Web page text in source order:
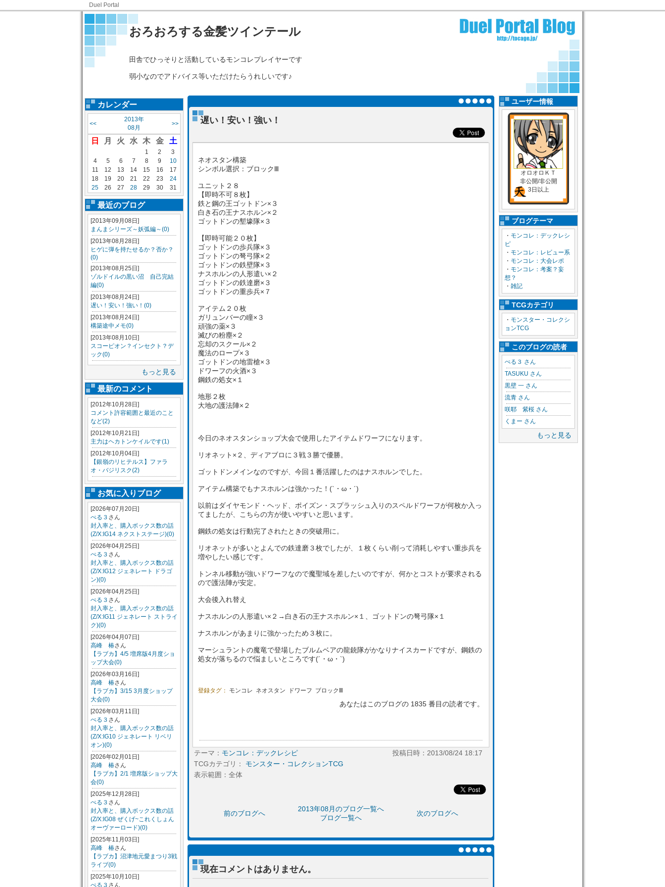
Duel Portal
おろおろする金髪ツインテール
田舎でひっそりと活動しているモンコレプレイヤーです
弱小なのでアドバイス等いただけたらうれしいです♪
カレンダー
<<
2013年
08月
>>
日 月 火 水 木 金 土
1 2
3
4
5 6 7 8 9
10
11
12 13 14 15 16
17
18
19 20 21 22 23
24
25
26 27 28 29 30 31
最近のブログ
[2013年09月08日]
まんまシリーズ～妖弧編～(0)
[2013年08月28日]
ヒゲに弾を持たせるか？否か？
(0)
[2013年08月25日]
ゾルドイルの黒い沼 自己完結
編(0)
[2013年08月24日]
遅い！安い！強い！(0)
[2013年08月24日]
構築途中メモ(0)
[2013年08月10日]
スコーピオン？インセクト？デ
ック(0)
もっと見る
最新のコメント
[2012年10月28日]
コメント許容範囲と最近のこと
など(2)
[2012年10月21日]
主力はヘカトンケイルです(1)
[2012年10月04日]
【銀嶺のリヒテルス】ファラ
オ・バジリスク(2)
お気に入りブログ
[2026年07月20日]
ぺる３ さん
封入率と、購入ボックス数の話
(Z/X:IG14 ネクストステージ)(0)
[2026年04月25日]
ぺる３ さん
封入率と、購入ボックス数の話
(Z/X:IG12 ジェネレート ドラゴ
ン)(0)
[2026年04月25日]
ぺる３ さん
封入率と、購入ボックス数の話
(Z/X:IG11 ジェネレート ストライ
ク)(0)
[2026年04月07日]
高峰 椿さん
【ラブカ】4/5 増席版4月度ショ
ップ大会(0)
[2026年03月16日]
高峰 椿さん
【ラブカ】3/15 3月度ショップ
大会(0)
[2026年03月11日]
ぺる３ さん
封入率と、購入ボックス数の話
(Z/X:IG10 ジェネレート リベリ
オン)(0)
[2026年02月01日]
高峰 椿さん
【ラブカ】2/1 増席版ショップ大
会(0)
[2025年12月28日]
ぺる３ さん
封入率と、購入ボックス数の話
(Z/X:IG08 ぜくげ~これくしょん
オーヴァーロード)(0)
[2025年11月03日]
高峰 椿さん
【ラブカ】沼津地元愛まつり3戦
ライブ(0)
[2025年10月10日]
ぺる３ さん
ユーザー情報
オロオロＫＴ
非公開/非公開
3日以上
ブログテーマ
・ モンコレ：デックレシ
ピ
・ モンコレ：レビュー系
・ モンコレ：大会レポ
・ モンコレ：考案？妄
想？
・ 雑記
TCGカテゴリ
・ モンスター・コレクシ
ョンTCG
このブログの読者
ぺる３ さん
TASUKU さん
黒壁 一 さん
流青 さん
咲耶 紫桜 さん
くまー さん
もっと見る
遅い！安い！強い！
ネオスタン構築
シンボル選択：ブロックⅢ
ユニット２８
【即時不可８枚】
鉄と鋼の王ゴットドン×３
白き石の王ナスホルン×２
ゴットドンの塹壕隊×３
【即時可能２０枚】
ゴットドンの歩兵隊×３
ゴットドンの弩弓隊×２
ゴットドンの鉄壁隊×３
ナスホルンの人形遣い×２
ゴットドンの鉄達磨×３
ゴットドンの重歩兵×７
アイテム２０枚
ガリュンバーの瞳×３
頑強の薬×３
滅びの粉塵×２
忘却のスクール×２
魔法のロープ×３
ゴットドンの地雷槍×３
ドワーフの火酒×３
鋼鉄の処女×１
地形２枚
大地の護法陣×２
今日のネオスタンショップ大会で使用したアイテムドワーフになります。
リオネット×２、ディアブロに３戦３勝で優勝。
ゴットドンメインなのですが、今回１番活躍したのはナスホルンでした。
アイテム構築でもナスホルンは強かった！(`・ω・´)
以前はダイヤモンド・ヘッド、ポイズン・スプラッシュ入りのスペルドワーフが何枚か入っ
てましたが、こちらの方が使いやすいと思います。
鋼鉄の処女は行動完了されたときの突破用に。
リオネットが多いとよんでの鉄達磨３枚でしたが、１枚くらい削って消耗しやすい重歩兵を
増やしたい感じです。
トンネル移動が強いドワーフなので魔聖域を差したいのですが、何かとコストが要求される
ので護法陣が安定。
大会後入れ替え
ナスホルンの人形遣い×２→白き石の王ナスホルン×１、ゴットドンの弩弓隊×１
ナスホルンがあまりに強かったため３枚に。
マーシュラントの魔竜で登場したブルムベアの龍銃隊がかなりナイスカードですが、鋼鉄の
処女が落ちるので悩ましいところです(´・ω・`)
登録タグ： モンコレ ネオスタン ドワーフ ブロックⅢ
あなたはこのブログの 1835 番目の読者です。
テーマ： モンコレ：デックレシピ
投稿日時：2013/08/24 18:17
TCGカテゴリ： モンスター・コレクションTCG
表示範囲：全体
前のブログへ
2013年08月のブログ一覧へ
ブログ一覧へ
次のブログへ
現在コメントはありません。